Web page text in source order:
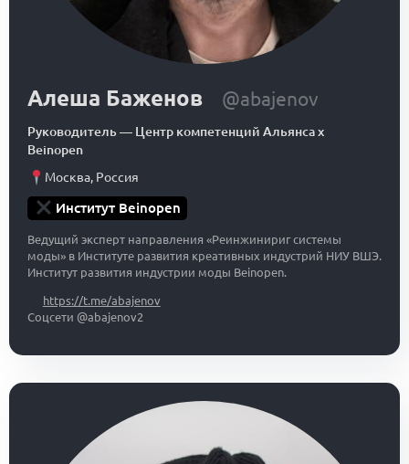
Алеша Баженов @abajenov
Руководитель— Центр компетенций Альянса x
Beinopen
Москва, Россия
Институт Beinopen
Ведущий эксперт направления «Реинжинириг системы
моды» в Институте развития креативных индустрий НИУ ВШЭ.
Институт развития индустрии моды Beinopen.
https://t.me/abajenov
Соцсети @abajenov2